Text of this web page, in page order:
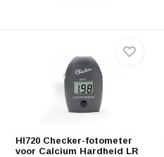
HI720 Checker-fotometer
voor Calcium Hardheid LR